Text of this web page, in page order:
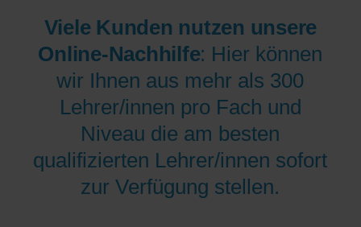
Viele Kunden nutzen unsere
Online-Nachhilfe: Hier können
wir Ihnen aus mehr als 300
Lehrer/innen pro Fach und
Niveau die am besten
qualifizierten Lehrer/innen sofort
zur Verfügung stellen.